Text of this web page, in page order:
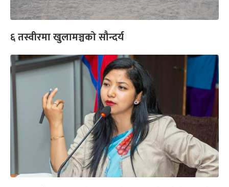
६ तस्वीरमा खुलामञ्चको सौन्दर्य